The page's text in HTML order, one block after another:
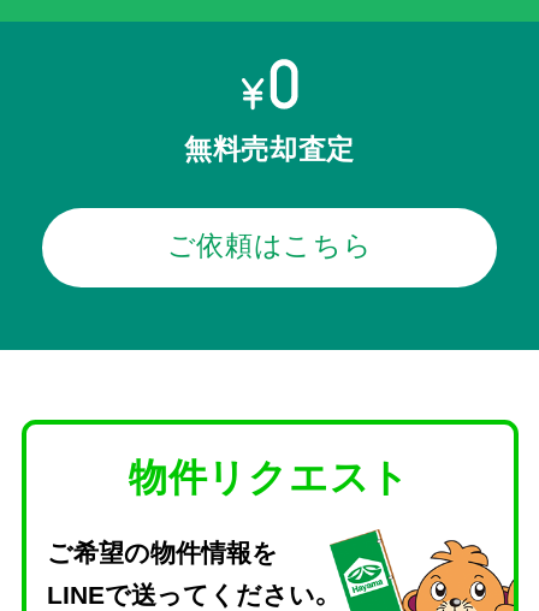
無料売却査定
ご依頼はこちら
物件リクエスト
ご希望の物件情報を
LINEで送ってください。